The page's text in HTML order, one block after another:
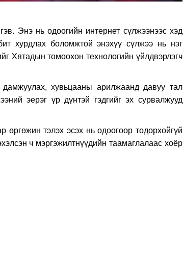
Энэ нь одоогийн интернет сүлжээнээс хэд
хурдлах боломжтой энэхүү сүлжээ нь нэг
Хятадын томоохон технологийн үйлдвэрлэгч
дамжуулах, хувьцааны арилжаанд давуу тал
эерэг үр дүнтэй гэдгийг эх сурвалжууд
тэлэх эсэх нь одоогоор тодорхойгүй
ч мэргэжилтнүүдийн таамаглалаас хоёр